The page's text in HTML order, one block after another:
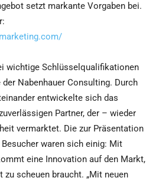
setzt markante Vorgaben bei.
wichtige Schlüsselqualifikationen
Nabenhauer Consulting. Durch
entwickelte sich das
Partner, der – wieder
vermarktet. Die zur Präsentation
waren sich einig: Mit
eine Innovation auf den Markt,
scheuen braucht. „Mit neuen